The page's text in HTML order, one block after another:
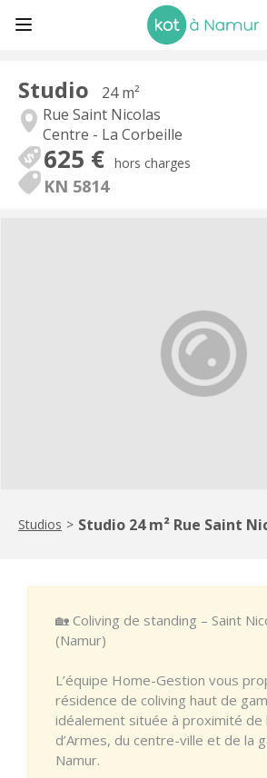
Studio
24 m²
Rue Saint Nicolas
Centre - La Corbeille
625 € hors charges
KN 5814
Studios > Studio 24 m² Rue Saint
🏡 Coliving de standing – Saint
(Namur)
L’équipe Home-Gestion vous
résidence de coliving haut de
idéalement située à proximité de
d’Armes, du centre-ville et de la
Namur.